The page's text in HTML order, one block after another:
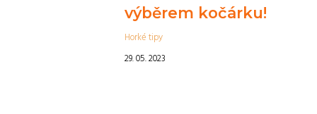
výběrem kočárku!
Horké tipy
29. 05. 2023